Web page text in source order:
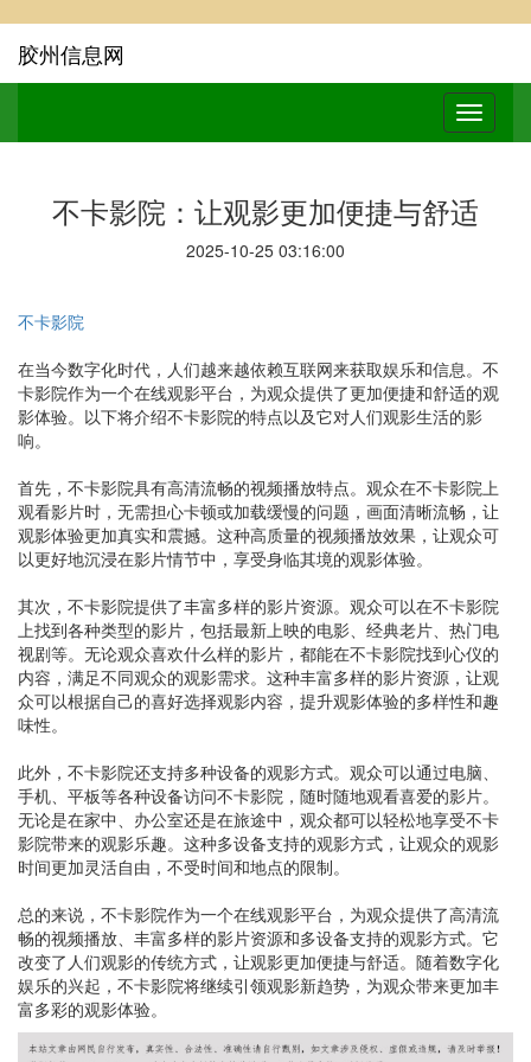
胶州信息网
不卡影院：让观影更加便捷与舒适
2025-10-25 03:16:00
不卡影院
在当今数字化时代，人们越来越依赖互联网来获取娱乐和信息。不
卡影院作为一个在线观影平台，为观众提供了更加便捷和舒适的观
影体验。以下将介绍不卡影院的特点以及它对人们观影生活的影
响。
首先，不卡影院具有高清流畅的视频播放特点。观众在不卡影院上
观看影片时，无需担心卡顿或加载缓慢的问题，画面清晰流畅，让
观影体验更加真实和震撼。这种高质量的视频播放效果，让观众可
以更好地沉浸在影片情节中，享受身临其境的观影体验。
其次，不卡影院提供了丰富多样的影片资源。观众可以在不卡影院
上找到各种类型的影片，包括最新上映的电影、经典老片、热门电
视剧等。无论观众喜欢什么样的影片，都能在不卡影院找到心仪的
内容，满足不同观众的观影需求。这种丰富多样的影片资源，让观
众可以根据自己的喜好选择观影内容，提升观影体验的多样性和趣
味性。
此外，不卡影院还支持多种设备的观影方式。观众可以通过电脑、
手机、平板等各种设备访问不卡影院，随时随地观看喜爱的影片。
无论是在家中、办公室还是在旅途中，观众都可以轻松地享受不卡
影院带来的观影乐趣。这种多设备支持的观影方式，让观众的观影
时间更加灵活自由，不受时间和地点的限制。
总的来说，不卡影院作为一个在线观影平台，为观众提供了高清流
畅的视频播放、丰富多样的影片资源和多设备支持的观影方式。它
改变了人们观影的传统方式，让观影更加便捷与舒适。随着数字化
娱乐的兴起，不卡影院将继续引领观影新趋势，为观众带来更加丰
富多彩的观影体验。